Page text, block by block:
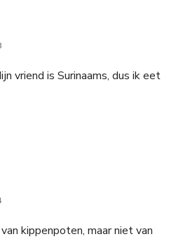
vriend is Surinaams, dus ik eet
kippenpoten, maar niet van